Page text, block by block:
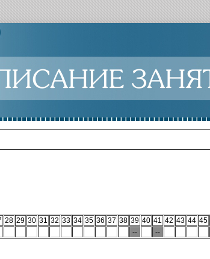
28 29 30 31 32 33 34 35 36 37 38 39 40 41 42 43 44 45
--
--